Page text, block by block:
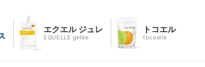
エクエル ジュレ
EQUELLE gelée
トコエル
tocoelle